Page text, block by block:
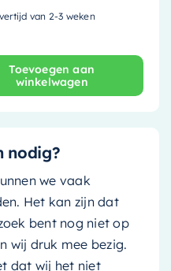
van 2-3 weken
59.5x29.5cm - solid
Toevoegen aan
winkelwagen
nodig?
we vaak
Het kan zijn dat
bent nog niet op
wij druk mee bezig.
dat wij het niet